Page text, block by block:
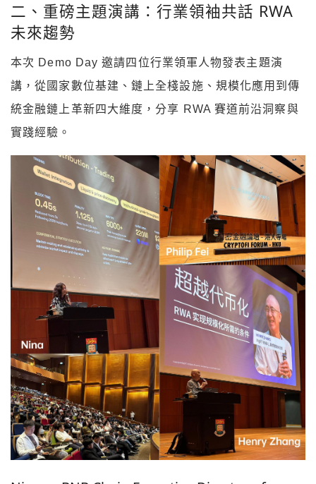
二、重磅主題演講：行業領袖共話 RWA
未來趨勢
本次 Demo Day 邀請四位行業領軍人物發表主題演
講，從國家數位基建、鏈上全棧設施、規模化應用到傳
統金融鏈上革新四大維度，分享 RWA 賽道前沿洞察與
實踐經驗。